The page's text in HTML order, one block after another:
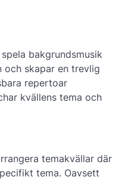
bakgrundsmusik
och skapar en trevlig
repertoar
kvällens tema och
temakvällar där
tema. Oavsett